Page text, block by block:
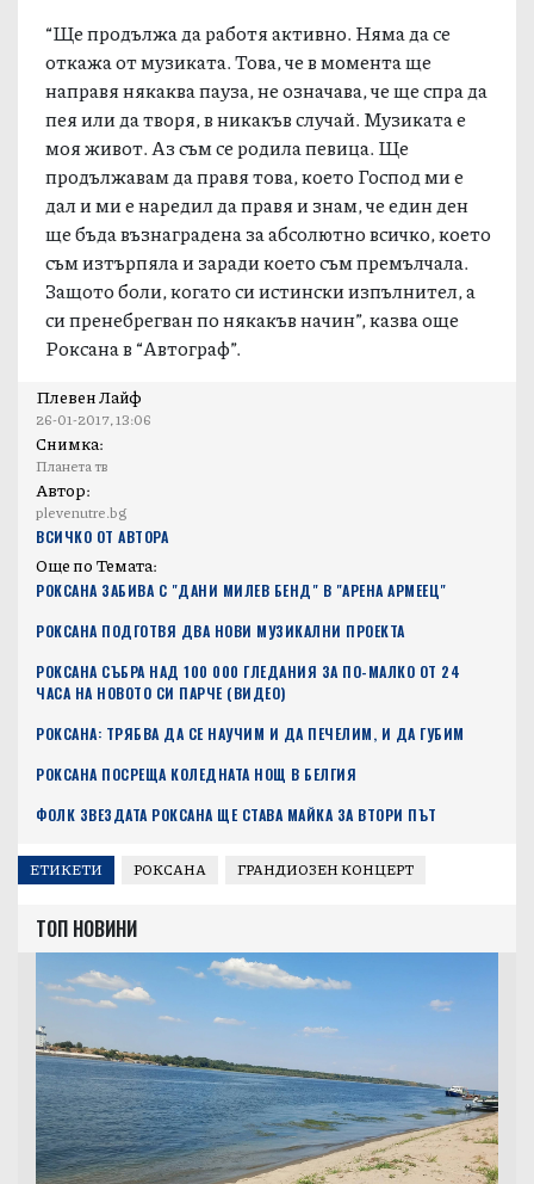
Плевен Лайф
26-01-2017, 13:06
Снимка:
Планета тв
Автор:
plevenutre.bg
ВСИЧКО ОТ АВТОРА
Още по Темата:
РОКСАНА ЗАБИВА С "ДАНИ МИЛЕВ БЕНД" В "АРЕНА АРМЕЕЦ"
РОКСАНА ПОДГОТВЯ ДВА НОВИ МУЗИКАЛНИ ПРОЕКТА
РОКСАНА СЪБРА НАД 100 000 ГЛЕДАНИЯ ЗА ПО-МАЛКО ОТ 24
ЧАСА НА НОВОТО СИ ПАРЧЕ (ВИДЕО)
РОКСАНА: ТРЯБВА ДА СЕ НАУЧИМ И ДА ПЕЧЕЛИМ, И ДА ГУБИМ
РОКСАНА ПОСРЕЩА КОЛЕДНАТА НОЩ В БЕЛГИЯ
ФОЛК ЗВЕЗДАТА РОКСАНА ЩЕ СТАВА МАЙКА ЗА ВТОРИ ПЪТ
“Ще продължа да работя активно. Няма да се
откажа от музиката. Това, че в момента ще
направя някаква пауза, не означава, че ще спра да
пея или да творя, в никакъв случай. Музиката е
моя живот. Аз съм се родила певица. Ще
продължавам да правя това, което Господ ми е
дал и ми е наредил да правя и знам, че един ден
ще бъда възнаградена за абсолютно всичко, което
съм изтърпяла и заради което съм премълчала.
Защото боли, когато си истински изпълнител, а
си пренебрегван по някакъв начин”, казва още
Роксана в “Автограф”.
ЕТИКЕТИ РОКСАНА ГРАНДИОЗЕН КОНЦЕРТ
ТОП НОВИНИ